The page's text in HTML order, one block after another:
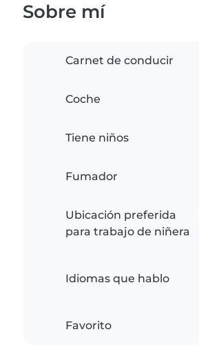
Sobre mí
Carnet de conducir
Coche
Tiene niños
Fumador
Ubicación preferida
para trabajo de niñera
Idiomas que hablo
Favorito